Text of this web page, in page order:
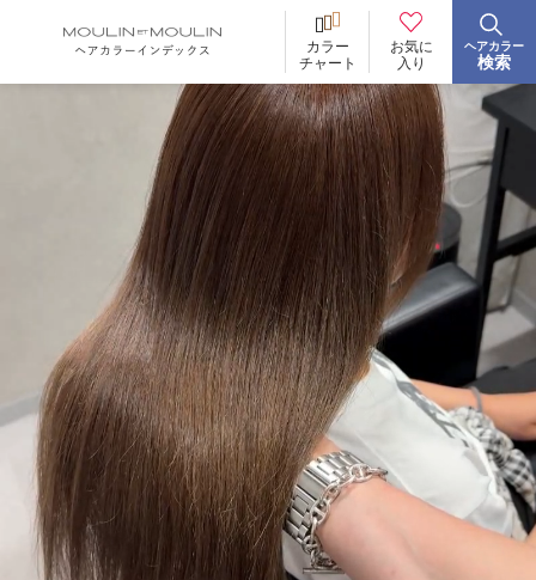
カラー
チャート
お気に
入り
ヘアカラー
検索
BRAND ブランド
ネイチャーディープカラー
ネイチャーディープ スピーディーカラー
TONE 明るさ
低明度 中明度 高明度
BLEACH ブリーチ
あり なし